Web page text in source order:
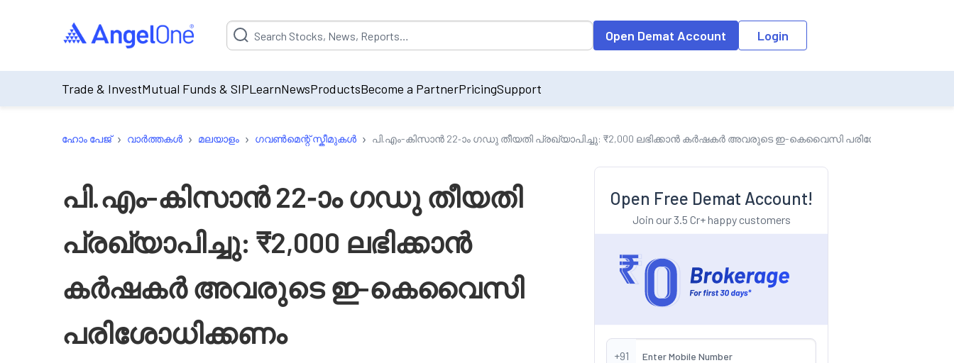
Suggestion will be populated by default on accessing the input field. On entering data into the input field, the suggestion list will be updated as per the
Open Demat Account Login
Trade & InvestMutual Funds & SIPLearnNewsProductsBecome a PartnerPricingSupport
ഹോം പേജ് › വാർത്തകൾ › മലയാളം › ഗവൺമെന്റ് സ്കീമുകൾ › പി.എം-കിസാൻ 22-ാം ഗഡു തീയതി പ്രഖ്യാപിച്ചു: ₹2,000 ലഭിക്കാൻ കർഷകർ അവരുടെ ഇ-കെവൈസി പരിശോധിക്കണം
പി.എം-കിസാൻ 22-ാം ഗഡു തീയതി
പ്രഖ്യാപിച്ചു: ₹2,000 ലഭിക്കാൻ
കർഷകർ അവരുടെ ഇ-കെവൈസി
പരിശോധിക്കണം
Open Free Demat Account!
Join our 3.5 Cr+ happy customers
+91